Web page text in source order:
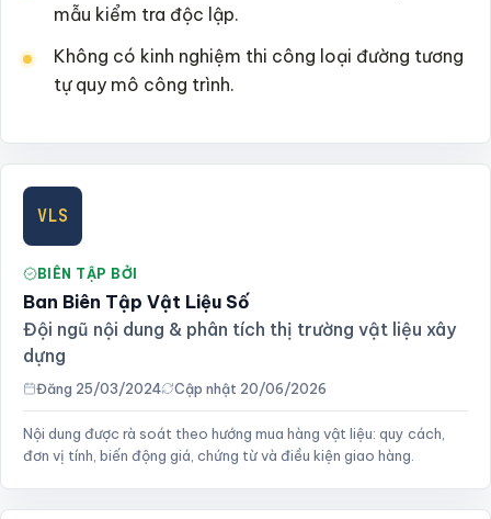
mẫu kiểm tra độc lập.
Không có kinh nghiệm thi công loại đường tương
tự quy mô công trình.
VLS
BIÊN TẬP BỞI
Ban Biên Tập Vật Liệu Số
Đội ngũ nội dung & phân tích thị trường vật liệu xây
dựng
Đăng 25/03/2024 Cập nhật 20/06/2026
Nội dung được rà soát theo hướng mua hàng vật liệu: quy cách,
đơn vị tính, biến động giá, chứng từ và điều kiện giao hàng.